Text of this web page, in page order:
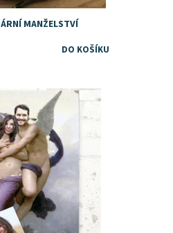
MANŽELSTVÍ
Vtipný a kreativní dárek